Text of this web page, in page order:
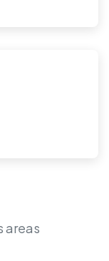
areas